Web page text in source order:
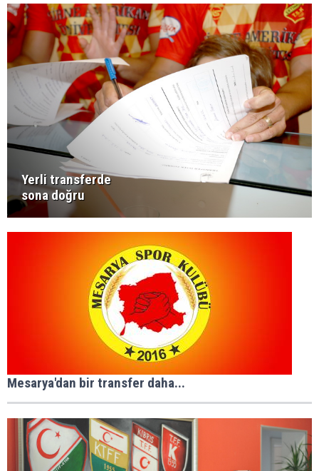
Yerli transferde
sona doğru
Mesarya'dan bir transfer daha...